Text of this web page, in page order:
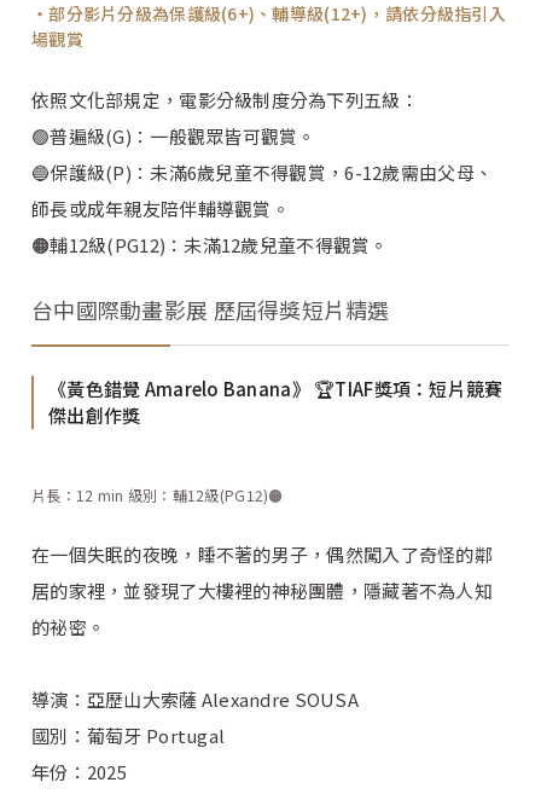
部分影片分級為保護級(6+)、輔導級(12+)，請依分級指引入
場觀賞
依照文化部規定，電影分級制度分為下列五級：
🟢普遍級(G)：一般觀眾皆可觀賞。
🔵保護級(P)：未滿6歲兒童不得觀賞，6-12歲需由父母、
師長或成年親友陪伴輔導觀賞。
🟠輔12級(PG12)：未滿12歲兒童不得觀賞。
台中國際動畫影展 歷屆得獎短片精選
《黃色錯覺 Amarelo Banana》 🏆TIAF獎項：短片競賽
傑出創作獎
片長：12 min 級別：輔12級(PG12)🟠
在一個失眠的夜晚，睡不著的男子，偶然闖入了奇怪的鄰
居的家裡，並發現了大樓裡的神秘團體，隱藏著不為人知
的祕密。
導演：亞歷山大索薩 Alexandre SOUSA
國別：葡萄牙 Portugal
年份：2025